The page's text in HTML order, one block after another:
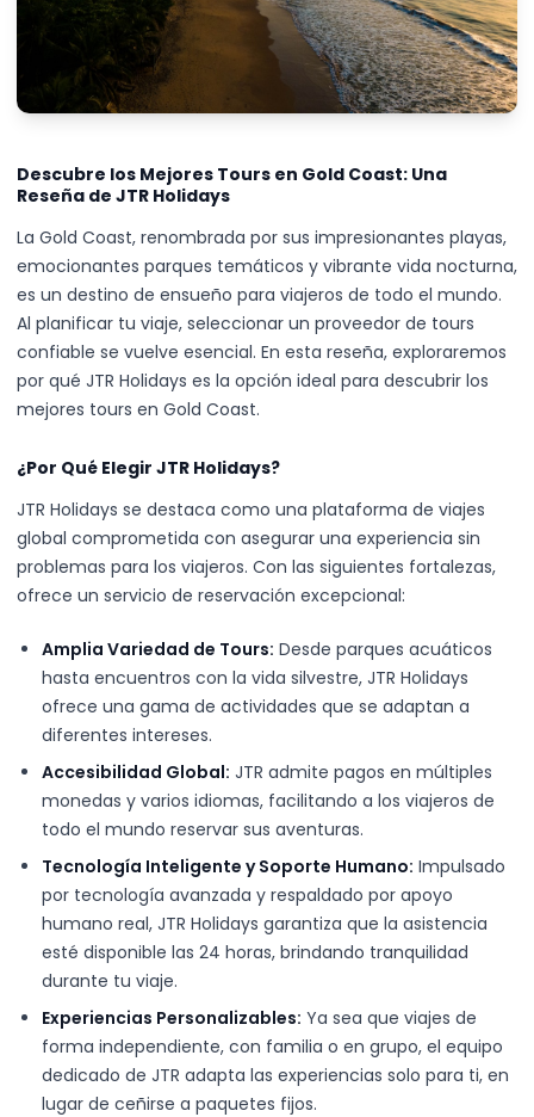
Descubre los Mejores Tours en Gold Coast: Una
Reseña de JTR Holidays
La Gold Coast, renombrada por sus impresionantes playas,
emocionantes parques temáticos y vibrante vida nocturna,
es un destino de ensueño para viajeros de todo el mundo.
Al planificar tu viaje, seleccionar un proveedor de tours
confiable se vuelve esencial. En esta reseña, exploraremos
por qué JTR Holidays es la opción ideal para descubrir los
mejores tours en Gold Coast.
¿Por Qué Elegir JTR Holidays?
JTR Holidays se destaca como una plataforma de viajes
global comprometida con asegurar una experiencia sin
problemas para los viajeros. Con las siguientes fortalezas,
ofrece un servicio de reservación excepcional:
Amplia Variedad de Tours: Desde parques acuáticos
hasta encuentros con la vida silvestre, JTR Holidays
ofrece una gama de actividades que se adaptan a
diferentes intereses.
Accesibilidad Global: JTR admite pagos en múltiples
monedas y varios idiomas, facilitando a los viajeros de
todo el mundo reservar sus aventuras.
Tecnología Inteligente y Soporte Humano: Impulsado
por tecnología avanzada y respaldado por apoyo
humano real, JTR Holidays garantiza que la asistencia
esté disponible las 24 horas, brindando tranquilidad
durante tu viaje.
Experiencias Personalizables: Ya sea que viajes de
forma independiente, con familia o en grupo, el equipo
dedicado de JTR adapta las experiencias solo para ti, en
lugar de ceñirse a paquetes fijos.